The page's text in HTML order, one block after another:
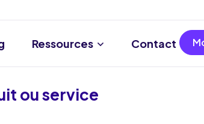
Ressources Contact
ou service